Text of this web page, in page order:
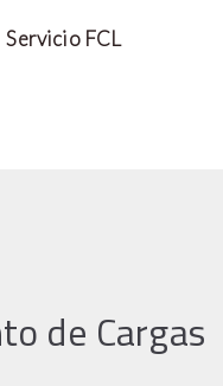
Servicio FCL
de Cargas